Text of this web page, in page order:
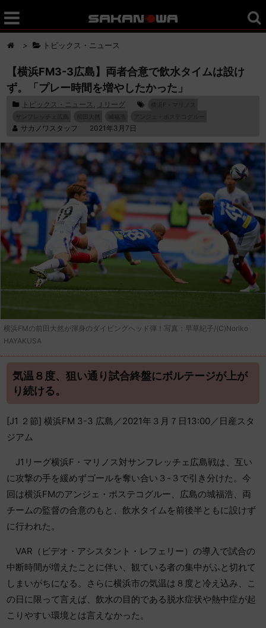
> トピックス・ニュース
【横浜FM3-3広島】両者合意で飲水タイムは設け
ず。「プレー時間を増やしたかった」
トピックス・ニュース , Ｊリーグ
城福浩
サカノワスタッフ 2021年3月7日
横浜FMの前田大然が渾身のダイビングヘッド弾！写真：早草紀子/(C)Noriko
HAYAKUSA
気温８度、狙い通り試合終盤にボルテージが上が
り続ける。
[J1 ２節] 横浜FM 3-3 広島／2021年３月７日13:00／日産スタ
ジアム
J1リーグ横浜F・マリノス対サンフレッチェ広島戦は、互い
に攻撃の手を緩めずゴールを奪い合い３-３で引き分けた。今
回は横浜FMのアンジェ・ポステコグルー、広島の城福浩、両
チームの監督の合意のもと、飲水タイムを前後半ともに設けず
に行われた。
VAR（ビデオ・アシスタント・レフェリー）の導入で試合の
中断時間が増えたことに伴い、観ている者の集中がふと切れて
しまいがちになる。さらに横浜市の気温は８度と冷え込み、こ
の日に限って言えば、飲水の目的である脱水症状や熱中症が起
こりやすい環境とは言えなかった。